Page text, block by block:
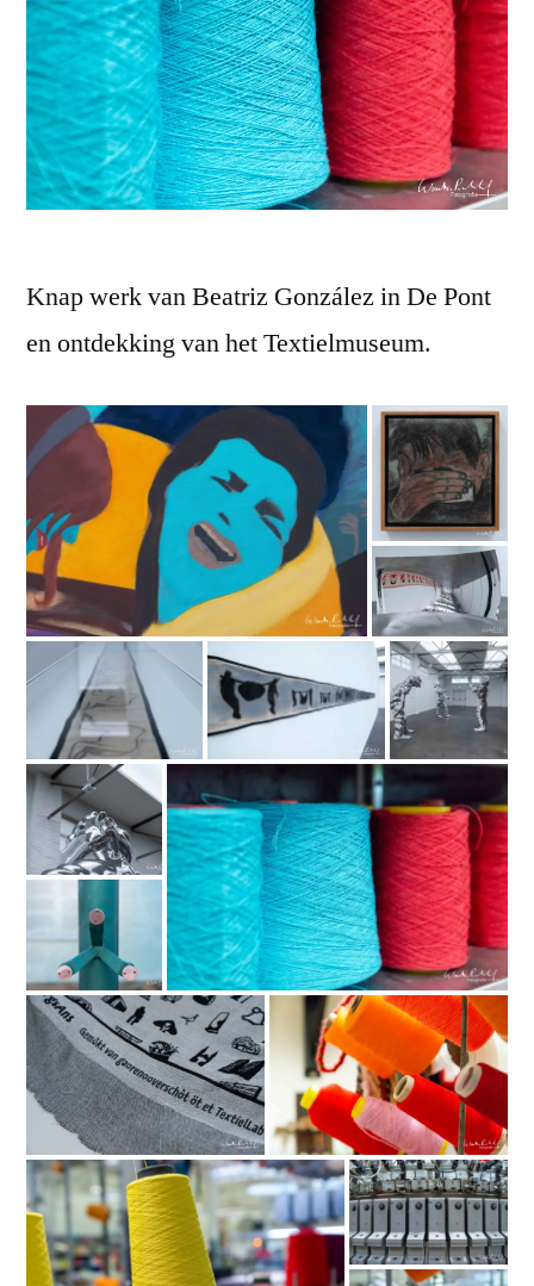
Knap werk van Beatriz González in De Pont
en ontdekking van het Textielmuseum.